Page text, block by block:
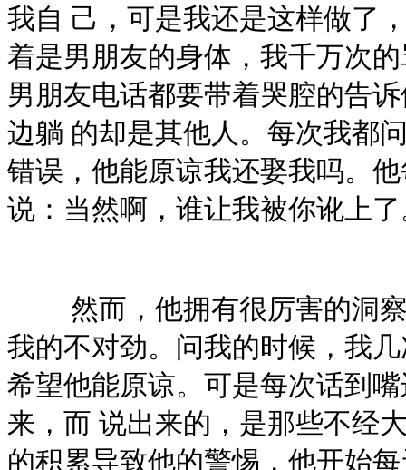
我自 己，可是我还是这样做了
着是男朋友的身体，我千万次
男朋友电话都要带着哭腔的告
边躺 的却是其他人。每次我都
错误，他能原谅我还娶我吗。
说：当然啊，谁让我被你讹上
然而，他拥有很厉害的洞察
我的不对劲。问我的时候，我
希望他能原谅。可是每次话到
来，而 说出来的，是那些不经
的积累导致他的警惕，他开始